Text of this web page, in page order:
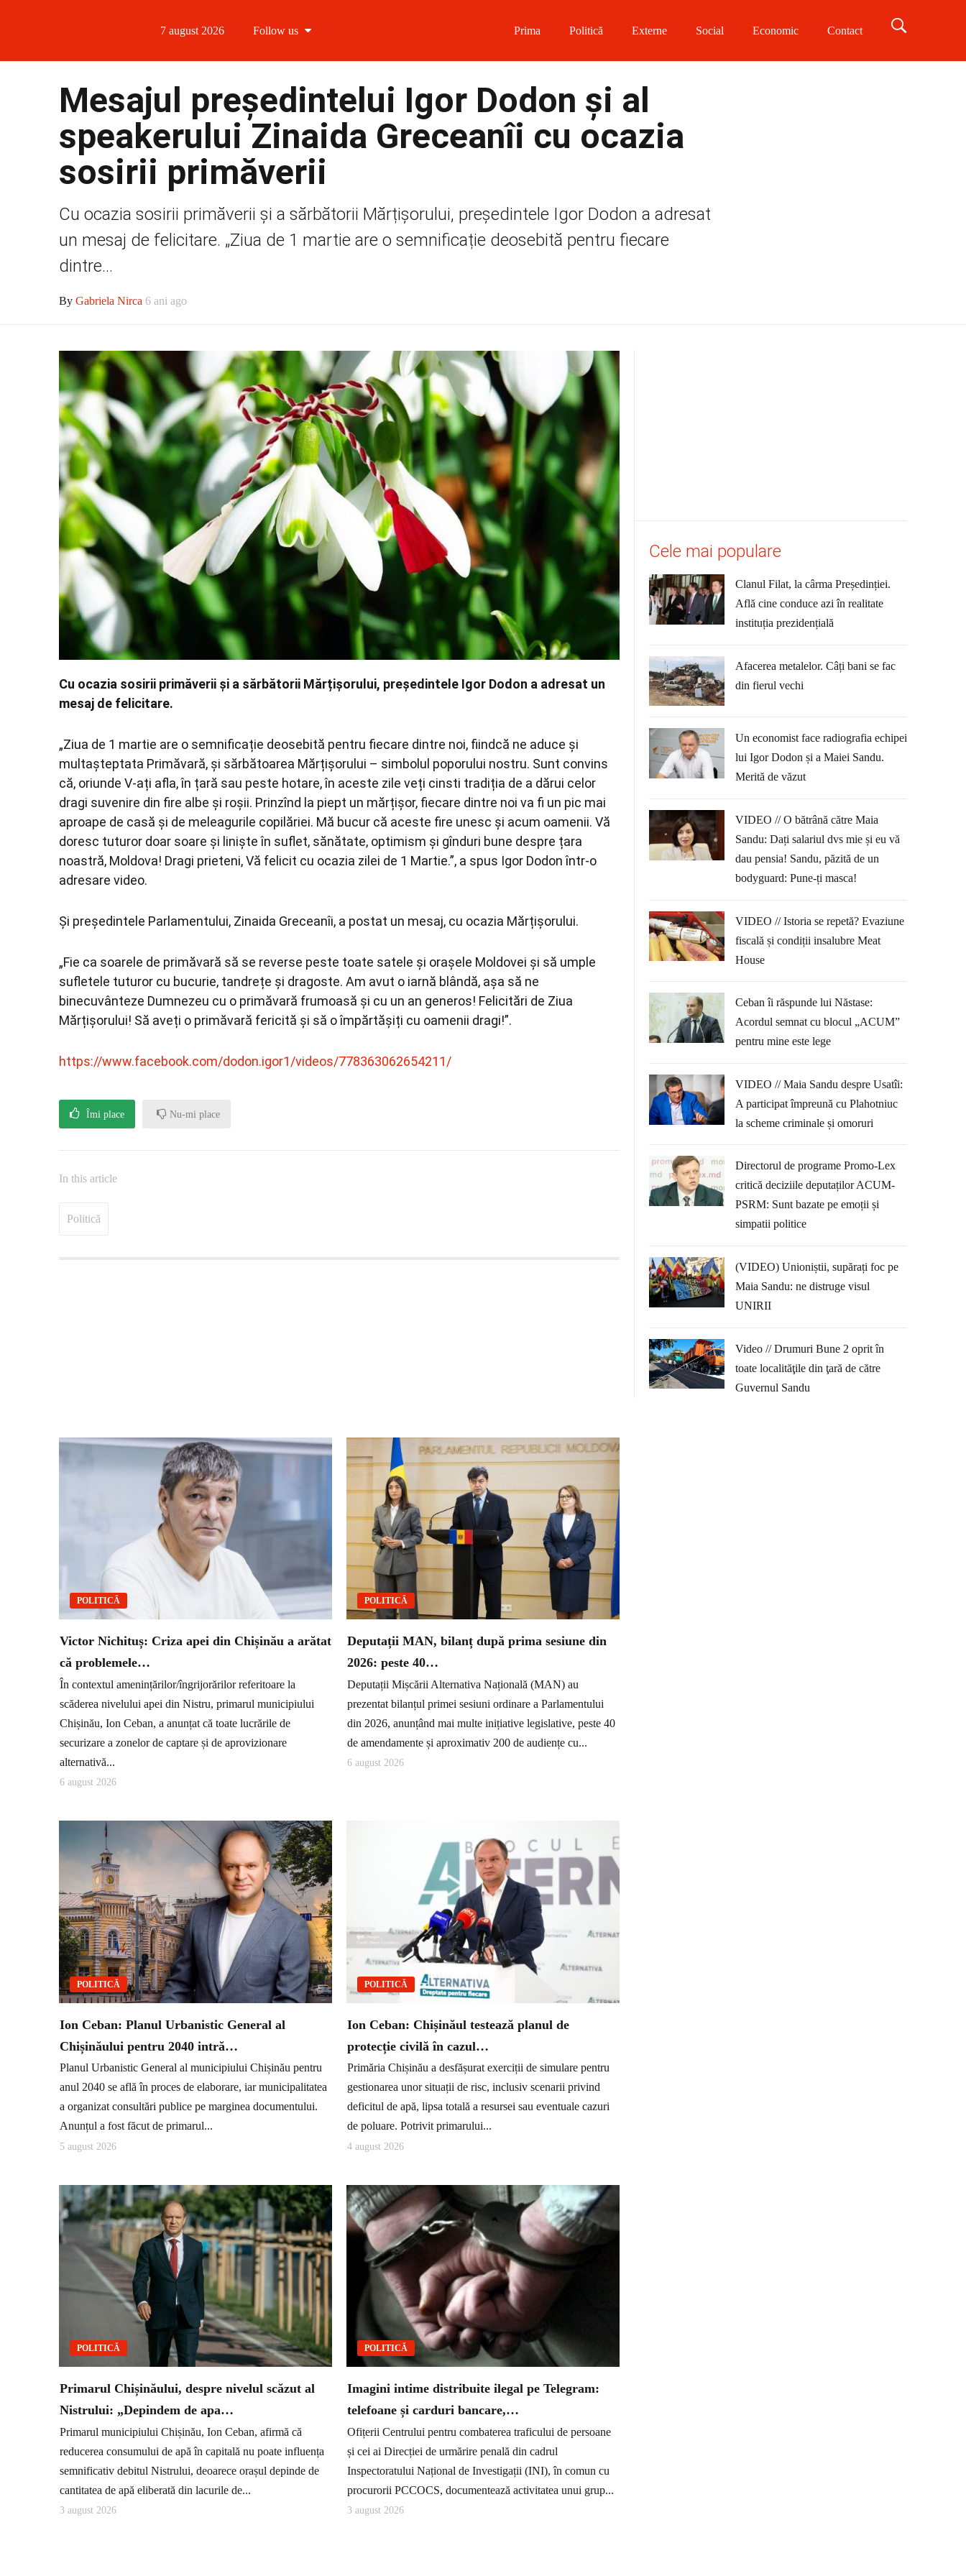
7 august 2026 Follow us
Follow us on Twitter
Prima Politică Externe Social Economic Contact
Mesajul președintelui Igor Dodon și al
speakerului Zinaida Greceanîi cu ocazia
sosirii primăverii
Cu ocazia sosirii primăverii și a sărbătorii Mărțișorului, președintele Igor Dodon a adresat
un mesaj de felicitare. „Ziua de 1 martie are o semnificație deosebită pentru fiecare
dintre...
By Gabriela Nirca 6 ani ago
Cu ocazia sosirii primăverii și a sărbătorii Mărțișorului, președintele Igor Dodon a adresat un
mesaj de felicitare.
„Ziua de 1 martie are o semnificație deosebită pentru fiecare dintre noi, fiindcă ne aduce și
multașteptata Primăvară, și sărbătoarea Mărțișorului – simbolul poporului nostru. Sunt convins
că, oriunde V-ați afla, în țară sau peste hotare, în aceste zile veți cinsti tradiția de a dărui celor
dragi suvenire din fire albe și roșii. Prinzînd la piept un mărțișor, fiecare dintre noi va fi un pic mai
aproape de casă și de meleagurile copilăriei. Mă bucur că aceste fire unesc și acum oamenii. Vă
doresc tuturor doar soare și liniște în suflet, sănătate, optimism și gînduri bune despre țara
noastră, Moldova! Dragi prieteni, Vă felicit cu ocazia zilei de 1 Martie.”, a spus Igor Dodon într-o
adresare video.
Și președintele Parlamentului, Zinaida Greceanîi, a postat un mesaj, cu ocazia Mărțișorului.
„Fie ca soarele de primăvară să se reverse peste toate satele și orașele Moldovei și să umple
sufletele tuturor cu bucurie, tandrețe și dragoste. Am avut o iarnă blândă, așa să ne
binecuvânteze Dumnezeu cu o primăvară frumoasă și cu un an generos! Felicitări de Ziua
Mărțișorului! Să aveți o primăvară fericită și să o împărtășiți cu oamenii dragi!”.
https://www.facebook.com/dodon.igor1/videos/778363062654211/
Îmi place Nu-mi place
In this article
Politică
POLITICĂ
Victor Nichituș: Criza apei din Chișinău a arătat
că problemele…
În contextul amenințărilor/îngrijorărilor referitoare la
scăderea nivelului apei din Nistru, primarul municipiului
Chișinău, Ion Ceban, a anunțat că toate lucrările de
securizare a zonelor de captare și de aprovizionare
alternativă...
6 august 2026
POLITICĂ
Deputații MAN, bilanț după prima sesiune din
2026: peste 40…
Deputații Mișcării Alternativa Națională (MAN) au
prezentat bilanțul primei sesiuni ordinare a Parlamentului
din 2026, anunțând mai multe inițiative legislative, peste 40
de amendamente și aproximativ 200 de audiențe cu...
6 august 2026
POLITICĂ
Ion Ceban: Planul Urbanistic General al
Chișinăului pentru 2040 intră…
Planul Urbanistic General al municipiului Chișinău pentru
anul 2040 se află în proces de elaborare, iar municipalitatea
a organizat consultări publice pe marginea documentului.
Anunțul a fost făcut de primarul...
5 august 2026
POLITICĂ
Ion Ceban: Chișinăul testează planul de
protecție civilă în cazul…
Primăria Chișinău a desfășurat exerciții de simulare pentru
gestionarea unor situații de risc, inclusiv scenarii privind
deficitul de apă, lipsa totală a resursei sau eventuale cazuri
de poluare. Potrivit primarului...
4 august 2026
POLITICĂ
Primarul Chișinăului, despre nivelul scăzut al
Nistrului: „Depindem de apa…
Primarul municipiului Chișinău, Ion Ceban, afirmă că
reducerea consumului de apă în capitală nu poate influența
semnificativ debitul Nistrului, deoarece orașul depinde de
cantitatea de apă eliberată din lacurile de...
3 august 2026
POLITICĂ
Imagini intime distribuite ilegal pe Telegram:
telefoane și carduri bancare,…
Ofițerii Centrului pentru combaterea traficului de persoane
și cei ai Direcției de urmărire penală din cadrul
Inspectoratului Național de Investigații (INI), în comun cu
procurorii PCCOCS, documentează activitatea unui grup...
3 august 2026
Cele mai populare
Clanul Filat, la cârma Președinției.
Află cine conduce azi în realitate
instituția prezidențială
Afacerea metalelor. Câți bani se fac
din fierul vechi
Un economist face radiografia echipei
lui Igor Dodon și a Maiei Sandu.
Merită de văzut
VIDEO // O bătrână către Maia
Sandu: Dați salariul dvs mie și eu vă
dau pensia! Sandu, păzită de un
bodyguard: Pune-ți masca!
VIDEO // Istoria se repetă? Evaziune
fiscală și condiții insalubre Meat
House
Ceban îi răspunde lui Năstase:
Acordul semnat cu blocul „ACUM”
pentru mine este lege
VIDEO // Maia Sandu despre Usatîi:
A participat împreună cu Plahotniuc
la scheme criminale și omoruri
Directorul de programe Promo-Lex
critică deciziile deputaților ACUM-
PSRM: Sunt bazate pe emoții și
simpatii politice
(VIDEO) Unioniștii, supărați foc pe
Maia Sandu: ne distruge visul
UNIRII
Video // Drumuri Bune 2 oprit în
toate localităţile din ţară de către
Guvernul Sandu